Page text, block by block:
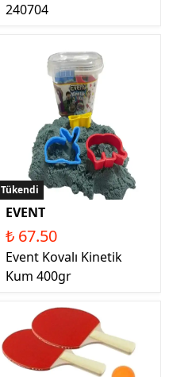
240704
Tükendi
EVENT
₺ 67.50
Event Kovalı Kinetik
Kum 400gr